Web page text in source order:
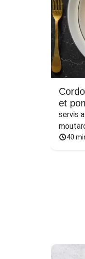
et
servis
40